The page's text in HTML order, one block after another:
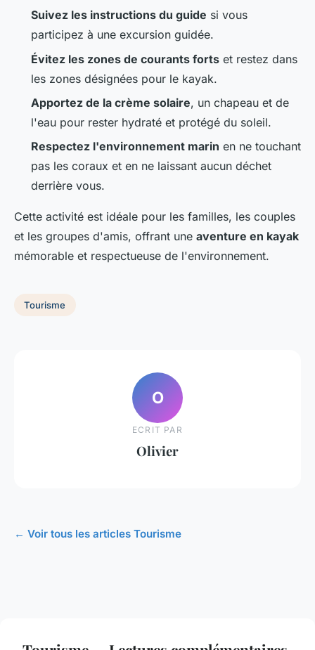
Suivez les instructions du guide si vous
participez à une excursion guidée.
Évitez les zones de courants forts et restez dans
les zones désignées pour le kayak.
Apportez de la crème solaire, un chapeau et de
l'eau pour rester hydraté et protégé du soleil.
Respectez l'environnement marin en ne touchant
pas les coraux et en ne laissant aucun déchet
derrière vous.
Cette activité est idéale pour les familles, les couples
et les groupes d'amis, offrant une aventure en kayak
mémorable et respectueuse de l'environnement.
Tourisme
O
ECRIT PAR
Olivier
← Voir tous les articles Tourisme